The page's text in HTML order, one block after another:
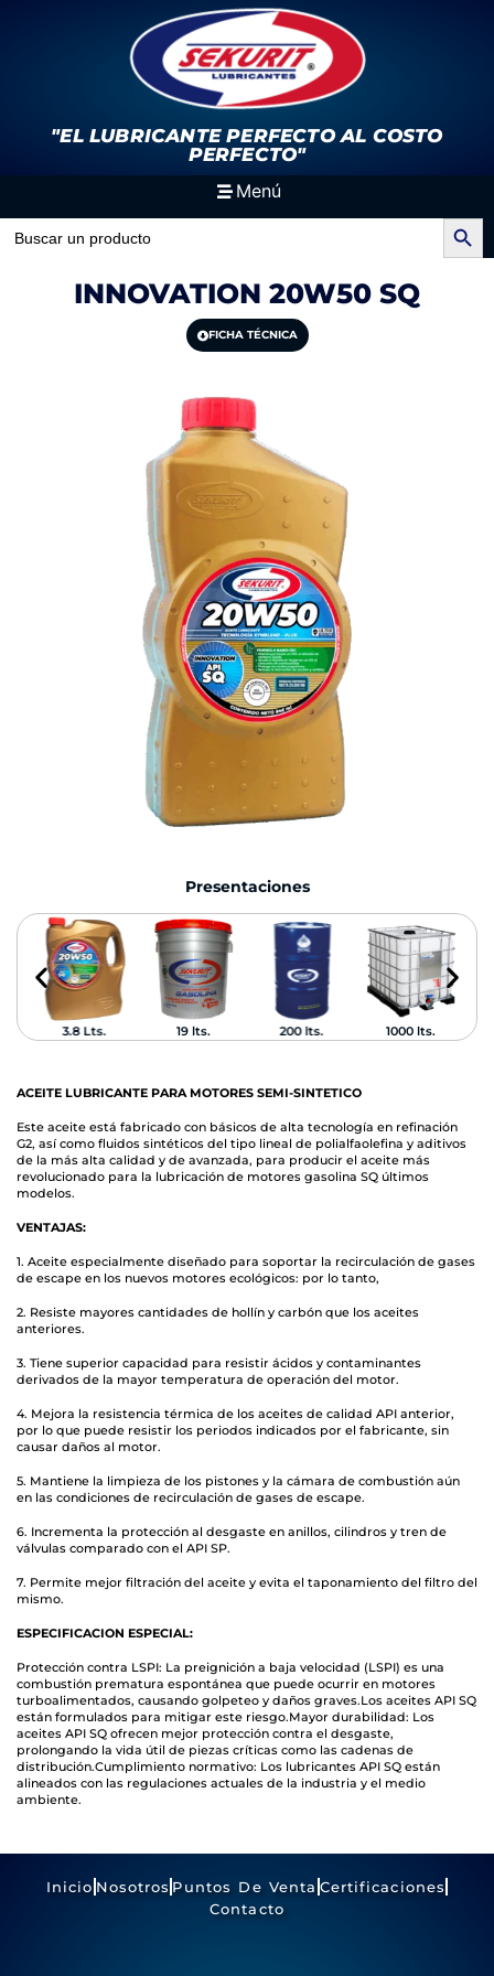
"EL LUBRICANTE PERFECTOAL COSTO
PERFECTO"
Menú
Search
for:
Search Button
INNOVATION 20W50 SQ
FICHA TÉCNICA
Presentaciones
3.8 Lts. 19 lts. 200 lts. 1000 lts.
ACEITE LUBRICANTE PARA MOTORES SEMI-SINTETICO
Este aceite está fabricado con básicos de alta tecnología en refinación
G2, así como fluidos sintéticos del tipo lineal de polialfaolefina y aditivos
de la más alta calidad y de avanzada, para producir el aceite más
revolucionado para la lubricación de motores gasolina SQ últimos
modelos.
VENTAJAS:
1. Aceite especialmente diseñado para soportar la recirculación de gases
de escape en los nuevos motores ecológicos: por lo tanto,
2. Resiste mayores cantidades de hollín y carbón que los aceites
anteriores.
3. Tiene superior capacidad para resistir ácidos y contaminantes
derivados de la mayor temperatura de operación del motor.
4. Mejora la resistencia térmica de los aceites de calidad API anterior,
por lo que puede resistir los periodos indicados por el fabricante, sin
causar daños al motor.
5. Mantiene la limpieza de los pistones y la cámara de combustión aún
en las condiciones de recirculación de gases de escape.
6. Incrementa la protección al desgaste en anillos, cilindros y tren de
válvulas comparado con el API SP.
7. Permite mejor filtración del aceite y evita el taponamiento del filtro del
mismo.
ESPECIFICACION ESPECIAL:
Protección contra LSPI: La preignición a baja velocidad (LSPI) es una
combustión prematura espontánea que puede ocurrir en motores
turboalimentados, causando golpeteo y daños graves.Los aceites API SQ
están formulados para mitigar este riesgo.Mayor durabilidad: Los
aceites API SQ ofrecen mejor protección contra el desgaste,
prolongando la vida útil de piezas críticas como las cadenas de
distribución.Cumplimiento normativo: Los lubricantes API SQ están
alineados con las regulaciones actuales de la industria y el medio
ambiente.
Inicio Nosotros Puntos De Venta Certificaciones
Contacto